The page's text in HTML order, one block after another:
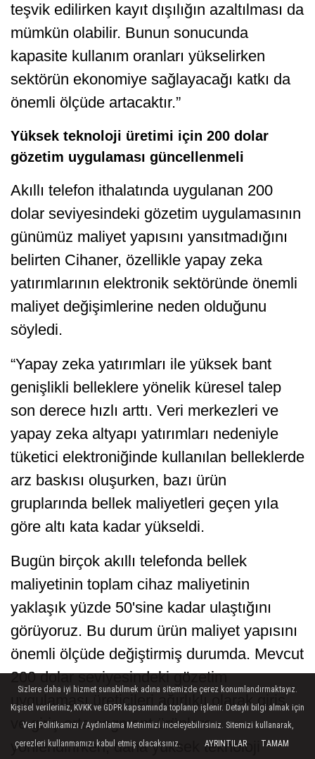
teşvik edilirken kayıt dışılığın azaltılması da
mümkün olabilir. Bunun sonucunda
kapasite kullanım oranları yükselirken
sektörün ekonomiye sağlayacağı katkı da
önemli ölçüde artacaktır.”
Yüksek teknoloji üretimi için 200 dolar
gözetim uygulaması güncellenmeli
Akıllı telefon ithalatında uygulanan 200
dolar seviyesindeki gözetim uygulamasının
günümüz maliyet yapısını yansıtmadığını
belirten Cihaner, özellikle yapay zeka
yatırımlarının elektronik sektöründe önemli
maliyet değişimlerine neden olduğunu
söyledi.
“Yapay zeka yatırımları ile yüksek bant
genişlikli belleklere yönelik küresel talep
son derece hızlı arttı. Veri merkezleri ve
yapay zeka altyapı yatırımları nedeniyle
tüketici elektroniğinde kullanılan belleklerde
arz baskısı oluşurken, bazı ürün
gruplarında bellek maliyetleri geçen yıla
göre altı kata kadar yükseldi.
Bugün birçok akıllı telefonda bellek
maliyetinin toplam cihaz maliyetinin
yaklaşık yüzde 50'sine kadar ulaştığını
görüyoruz. Bu durum ürün maliyet yapısını
önemli ölçüde değiştirmiş durumda. Mevcut
200 dolar seviyesindeki gözetim
uygulaması üreticileri ağırlıklı olarak giriş
ve giriş-orta segment ürünlere
yönlendirirken, daha yüksek teknoloji
Sizlere daha iyi hizmet sunabilmek adına sitemizde çerez konumlandırmaktayız.
Kişisel verileriniz, KVKK ve GDPR kapsamında toplanıp işlenir. Detaylı bilgi almak için
Veri Politikamızı / Aydınlatma Metnimizi inceleyebilirsiniz. Sitemizi kullanarak,
çerezleri kullanmamızı kabul etmiş olacaksınız.
AYRINTILAR TAMAM